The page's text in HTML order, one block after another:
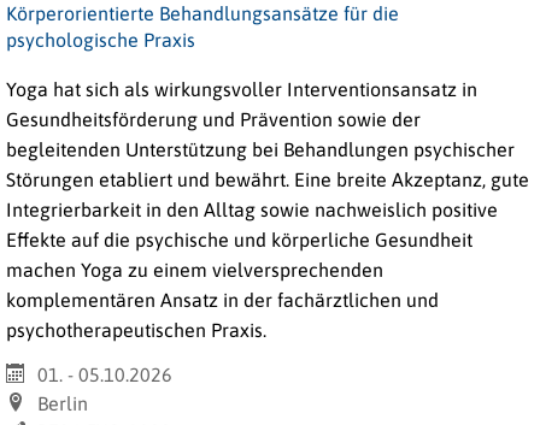
Körperorientierte Behandlungsansätze für die
psychologische Praxis
Yoga hat sich als wirkungsvoller Interventionsansatz in
Gesundheitsförderung und Prävention sowie der
begleitenden Unterstützung bei Behandlungen psychischer
Störungen etabliert und bewährt. Eine breite Akzeptanz, gute
Integrierbarkeit in den Alltag sowie nachweislich positive
Effekte auf die psychische und körperliche Gesundheit
machen Yoga zu einem vielversprechenden
komplementären Ansatz in der fachärztlichen und
psychotherapeutischen Praxis.
01. - 05.10.2026
Berlin